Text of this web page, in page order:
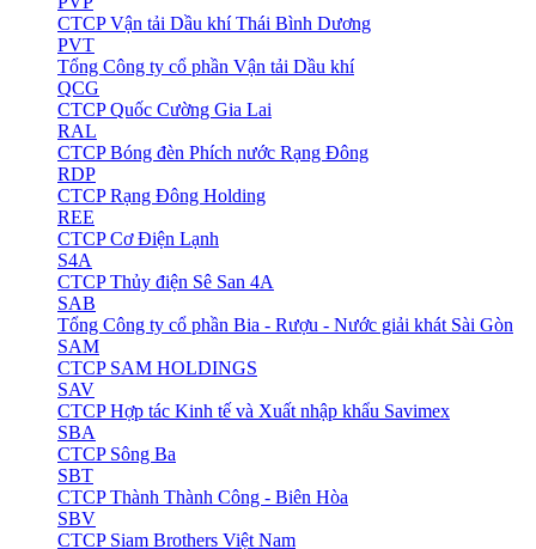
CTCP Vận tải Dầu khí Thái Bình Dương
PVT
Tổng Công ty cổ phần Vận tải Dầu khí
QCG
CTCP Quốc Cường Gia Lai
RAL
CTCP Bóng đèn Phích nước Rạng Đông
RDP
CTCP Rạng Đông Holding
REE
CTCP Cơ Điện Lạnh
S4A
CTCP Thủy điện Sê San 4A
SAB
Tổng Công ty cổ phần Bia - Rượu - Nước giải khát Sài Gòn
SAM
CTCP SAM HOLDINGS
SAV
CTCP Hợp tác Kinh tế và Xuất nhập khẩu Savimex
SBA
CTCP Sông Ba
SBT
CTCP Thành Thành Công - Biên Hòa
SBV
CTCP Siam Brothers Việt Nam